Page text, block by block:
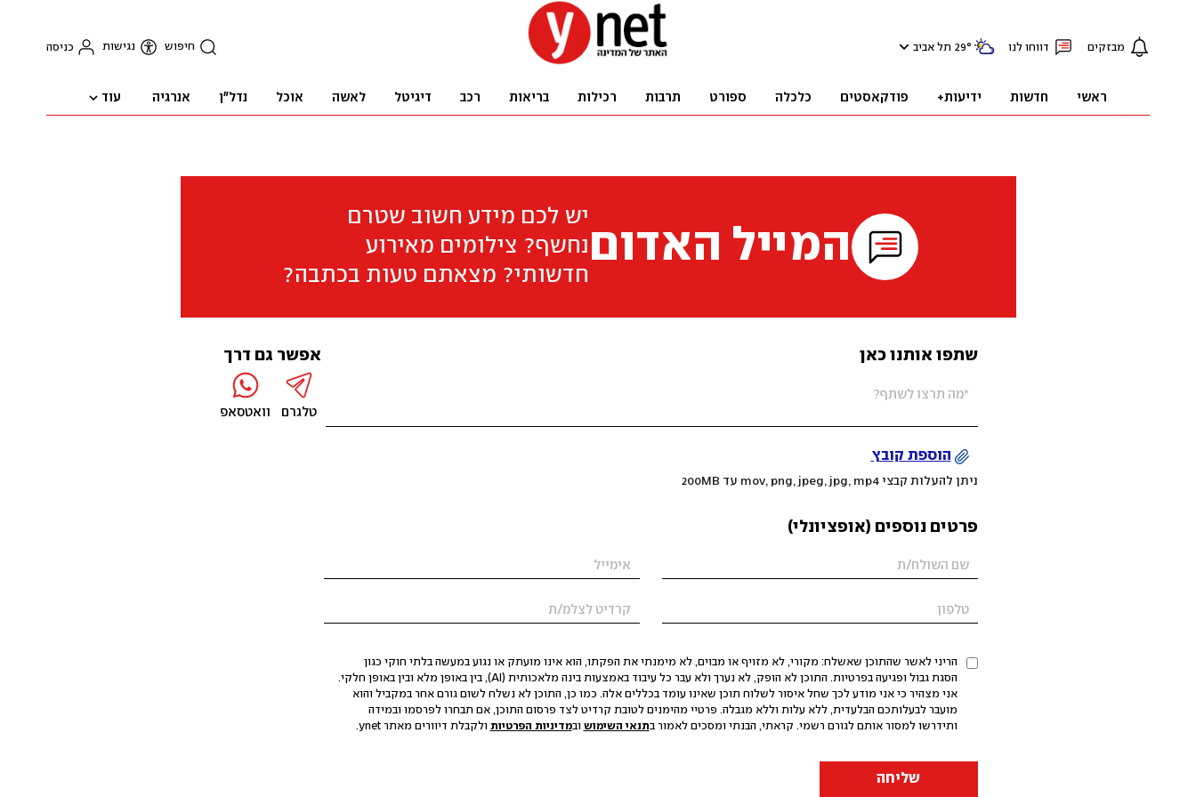
מבזקים דווחו לנו 29° תל אביב חיפוש נגישות כניסה
ראשי חדשות ידיעות+ פודקאסטים כלכלה ספורט תרבות רכילות בריאות רכב דיגיטל לאשה אוכל נדל"ן אנרגיה עוד
המייל האדום
יש לכם מידע חשוב שטרם
נחשף? צילומים מאירוע
חדשותי? מצאתם טעות בכתבה?
שתפו אותנו כאן
הוספת קובץ
ניתן להעלות קבצי mov, png, jpeg, jpg, mp4 עד 200MB
פרטים נוספים (אופציונלי)
הריני לאשר שהתוכן שאשלח: מקורי, לא מזויף או מבוים, לא מימנתי את הפקתו, הוא אינו מועתק או נגוע במעשה בלתי חוקי כגון
הסגת גבול ופגיעה בפרטיות. התוכן לא הופק, לא נערך ולא עבר כל עיבוד באמצעות בינה מלאכותית (AI), בין באופן מלא ובין באופן חלקי.
אני מצהיר כי אני מודע לכך שחל איסור לשלוח תוכן שאינו עומד בכללים אלה. כמו כן, התוכן לא נשלח לשום גורם אחר במקביל והוא
מועבר לבעלותכם הבלעדית, ללא עלות וללא מגבלה. פרטיי מהימנים לטובת קרדיט לצד פרסום התוכן, אם תבחרו לפרסמו ובמידה
ותידרשו למסור אותם לגורם רשמי. קראתי, הבנתי ומסכים לאמור בתנאי השימוש ובמדיניות הפרטיות ולקבלת דיוורים מאתר ynet.
שליחה
אפשר גם דרך
טלגרם וואטסאפ